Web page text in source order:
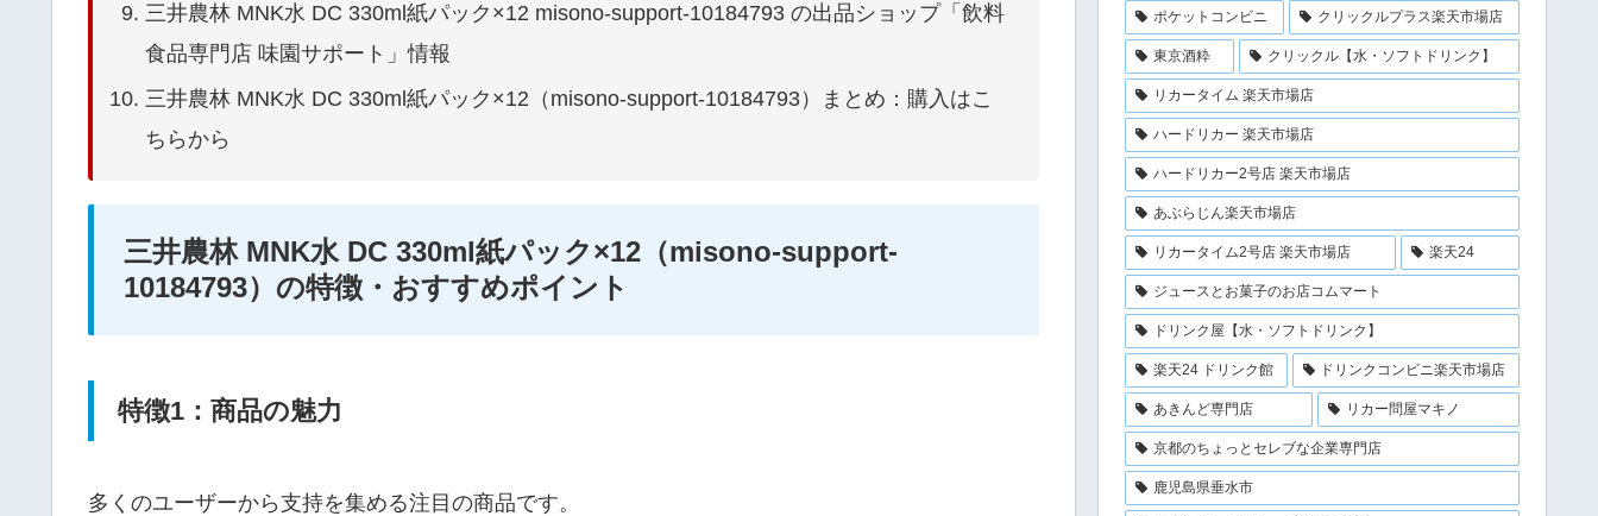
三井農林 MNK水 DC 330ml紙パック×12 misono-support-10184793 の出品ショップ「飲料
食品専門店 味園サポート」情報
三井農林 MNK水 DC 330ml紙パック×12（misono-support-10184793）まとめ：購入はこ
ちらから
三井農林 MNK水 DC 330ml紙パック×12（misono-support-
10184793）の特徴・おすすめポイント
特徴1：商品の魅力
多くのユーザーから支持を集める注目の商品です。
ポケットコンビニ クリックルプラス楽天市場店
東京酒粋 クリックル【水・ソフトドリンク】
リカータイム 楽天市場店
ハードリカー 楽天市場店
ハードリカー2号店 楽天市場店
あぶらじん楽天市場店
リカータイム2号店 楽天市場店 楽天24
ジュースとお菓子のお店コムマート
ドリンク屋【水・ソフトドリンク】
楽天24 ドリンク館 ドリンクコンビニ楽天市場店
あきんど専門店 リカー問屋マキノ
京都のちょっとセレブな企業専門店
鹿児島県垂水市